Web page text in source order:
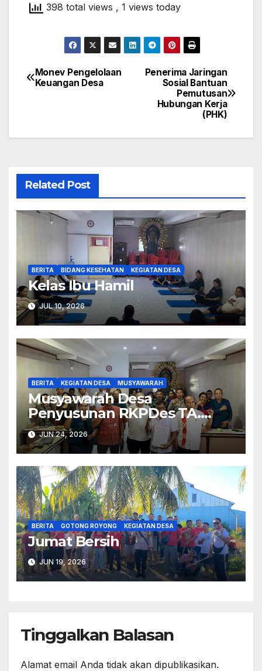
398 total views , 1 views today
Navigasi
Penerima Jaringan
Sosial Bantuan
Pemutusan
Hubungan Kerja
(PHK)
Monev Pengelolaan
Keuangan Desa
Related Post
BERITA BIDANG KESEHATAN KEGIATAN DESA
Kelas Ibu Hamil
JUL 10, 2026
BERITA KEGIATAN DESA MUSYAWARAH
Musyawarah Desa
Penyusunan RKPDes TA.
2027.
JUN 24, 2026
BERITA GOTONG ROYONG KEGIATAN DESA
Jumat Bersih
JUN 19, 2026
Tinggalkan Balasan
Alamat email Anda tidak akan dipublikasikan.